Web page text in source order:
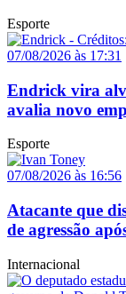
Esporte
07/08/2026 às 17:31
Endrick vira
avalia novo
Esporte
07/08/2026 às 16:56
Atacante que
de agressão
Internacional